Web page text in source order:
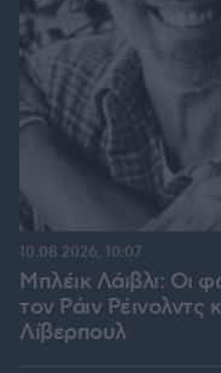
Μπλέικ Λάιβλι: Οι
τον Ράιν Ρέινολντς
Λίβερπουλ
10.08.2026, 10:07